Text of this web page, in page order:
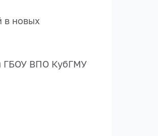
в новых
ГБОУ ВПО КубГМУ